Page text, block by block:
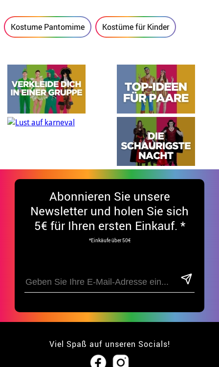
Kostume Pantomime Kostüme für Kinder
Abonnieren Sie unsere
Newsletter und holen Sie sich
5€ für Ihren ersten Einkauf. *
*Einkäufe über 50€
Viel Spaß auf unseren Socials!